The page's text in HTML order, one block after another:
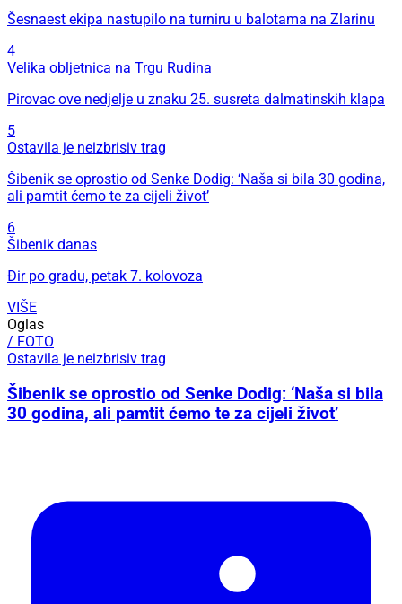
Šesnaest ekipa nastupilo na turniru u balotama na Zlarinu
4
Velika obljetnica na Trgu Rudina
Pirovac ove nedjelje u znaku 25. susreta dalmatinskih klapa
5
Ostavila je neizbrisiv trag
Šibenik se oprostio od Senke Dodig: ‘Naša si bila 30 godina,
ali pamtit ćemo te za cijeli život’
6
Šibenik danas
Đir po gradu, petak 7. kolovoza
VIŠE
Oglas
/ FOTO
Ostavila je neizbrisiv trag
Šibenik se oprostio od Senke Dodig: ‘Naša si bila
30 godina, ali pamtit ćemo te za cijeli život’